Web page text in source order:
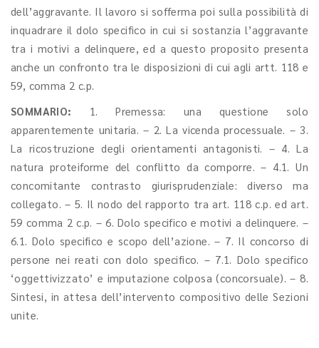
dell’aggravante. Il lavoro si sofferma poi sulla possibilità di
inquadrare il dolo specifico in cui si sostanzia l’aggravante
tra i motivi a delinquere, ed a questo proposito presenta
anche un confronto tra le disposizioni di cui agli artt. 118 e
59, comma 2 c.p.
SOMMARIO: 1. Premessa: una questione solo
apparentemente unitaria. – 2. La vicenda processuale. – 3.
La ricostruzione degli orientamenti antagonisti. – 4. La
natura proteiforme del conflitto da comporre. – 4.1. Un
concomitante contrasto giurisprudenziale: diverso ma
collegato. – 5. Il nodo del rapporto tra art. 118 c.p. ed art.
59 comma 2 c.p. – 6. Dolo specifico e motivi a delinquere. –
6.1. Dolo specifico e scopo dell’azione. – 7. Il concorso di
persone nei reati con dolo specifico. – 7.1. Dolo specifico
‘oggettivizzato’ e imputazione colposa (concorsuale). – 8.
Sintesi, in attesa dell’intervento compositivo delle Sezioni
unite.